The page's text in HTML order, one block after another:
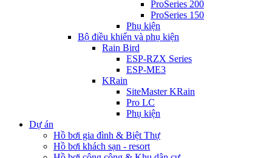
ProSeries 200
ProSeries 150
Phụ kiện
Bộ điều khiển và phụ kiện
Rain Bird
ESP-RZX Series
ESP-ME3
KRain
SiteMaster KRain
Pro LC
Phụ kiện
Dự án
Hồ bơi gia đình & Biệt Thự
Hồ bơi khách sạn - resort